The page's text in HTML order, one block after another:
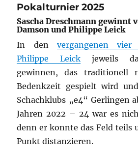
das
Pokalturnier
des
Schachklubs
Pokalturnier 2025
Sascha Dreschmann gewinnt
Damson und Philippe Leick
In den vergangenen
Philippe Leick jeweils
gewinnen, das traditionell
Bedenkzeit gespielt wird
Schachklubs „e4“ Gerlingen
Jahren 2022 – 24 war es
denn er konnte das Feld teils
Punkt distanzieren.